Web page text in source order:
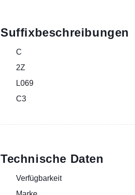
Suffixbeschreibungen
C
2Z
L069
C3
Technische Daten
Verfügbarkeit